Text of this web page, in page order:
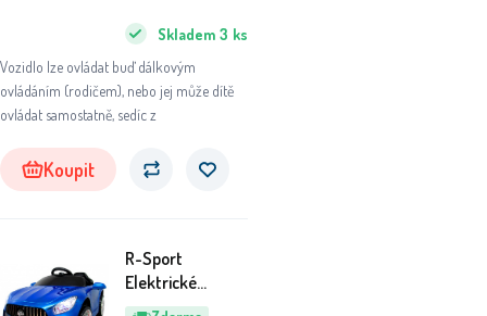
Vozidlo lze ovládat buď dálkovým
ovládáním (rodičem), nebo jej může dítě
ovládat samostatně, sedíc z
Skladem 3 ks
Koupit
R-Sport
Elektrické
autíčko Cabrio